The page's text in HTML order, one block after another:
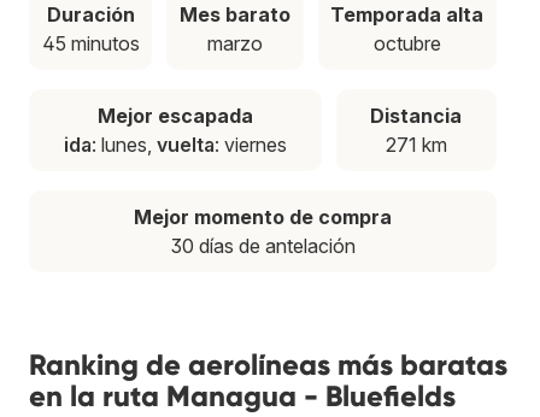
Duración
45 minutos
Mes barato
marzo
Temporada alta
octubre
Mejor escapada
ida: lunes, vuelta: viernes
Distancia
271 km
Mejor momento de compra
30 días de antelación
Ranking de aerolíneas más baratas
en la ruta Managua - Bluefields